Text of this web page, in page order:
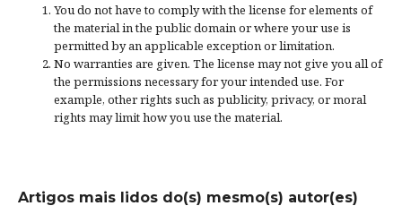
You do not have to comply with the license for elements of
the material in the public domain or where your use is
permitted by an applicable exception or limitation.
No warranties are given. The license may not give you all of
the permissions necessary for your intended use. For
example, other rights such as publicity, privacy, or moral
rights may limit how you use the material.
Artigos mais lidos do(s) mesmo(s) autor(es)